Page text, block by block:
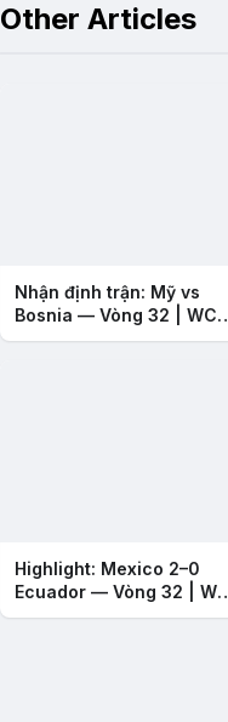
Other Articles
Nhận định trận: Mỹ vs
Bosnia — Vòng 32 | WC
2026
Highlight: Mexico 2–0
Ecuador — Vòng 32 | WC
2026